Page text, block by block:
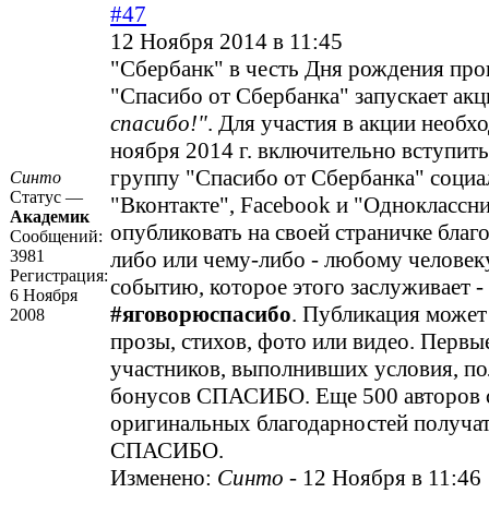
Синто
Статус —
Академик
Сообщений:
3981
Регистрация:
6 Ноября
2008
#47
12 Ноября 2014 в 11:45
"Сбербанк" в честь Дня рождения
"Спасибо от Сбербанка" запускает
спасибо!". Для участия в акции
ноября 2014 г. включительно
группу "Спасибо от Сбербанка"
"Вконтакте", Facebook и
опубликовать на своей страничке
либо или чему-либо - любому
событию, которое этого заслуживает
#яговорюспасибо. Публикация
прозы, стихов, фото или видео.
участников, выполнивших условия,
бонусов СПАСИБО. Еще 500 авторов
оригинальных благодарностей
СПАСИБО.
Изменено: Синто - 12 Ноября в 11:46